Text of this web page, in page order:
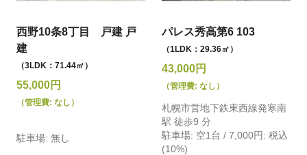
西野10条8丁目 戸建 戸
建
（3LDK：71.44㎡）
55,000円
（管理費: なし）
駐車場: 無し
パレス秀高第6 103
（1LDK：29.36㎡）
43,000円
（管理費: なし）
札幌市営地下鉄東西線発寒南
駅 徒歩9 分
駐車場: 空1台 / 7,000円: 税込
(10%)